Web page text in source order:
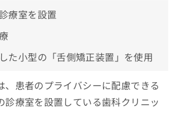
療室を設置
た小型の「舌側矯正装置」を使用
、患者のプライバシーに配慮できる
診療室を設置している歯科クリニッ